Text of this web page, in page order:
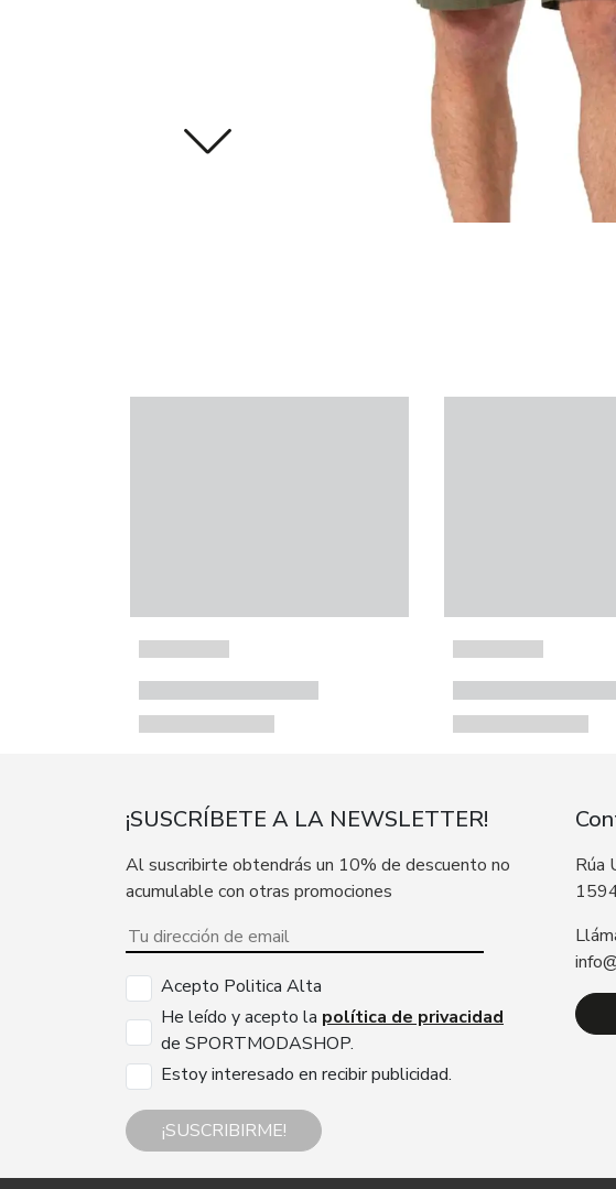
¡SUSCRÍBETE A LA NEWSLETTER!
Al suscribirte obtendrás un 10% de descuento no
acumulable con otras promociones
Acepto Politica Alta
He leído y acepto la política de privacidad
de SPORTMODASHOP.
Estoy interesado en recibir publicidad.
¡SUSCRIBIRME!
Rúa